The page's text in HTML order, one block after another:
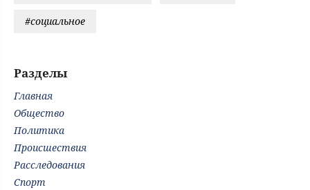
#социальное
Разделы
Главная
Общество
Политика
Происшествия
Расследования
Спорт